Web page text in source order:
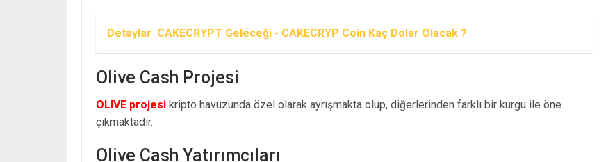
Detaylar CAKECRYPT Geleceği - CAKECRYP Coin Kaç Dolar Olacak ?
Olive Cash Projesi
OLIVE projesi kripto havuzunda özel olarak ayrışmakta olup, diğerlerinden farklı bir kurgu ile öne
çıkmaktadır.
Olive Cash Yatırımcıları